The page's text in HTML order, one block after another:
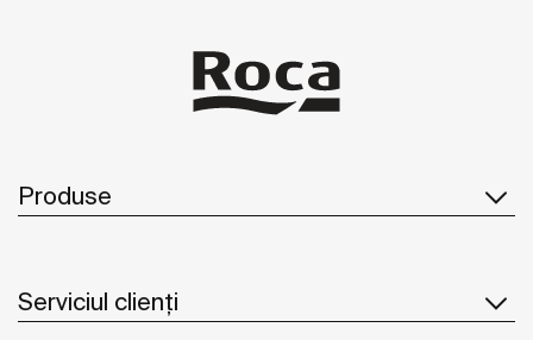
Produse
Serviciul clienți